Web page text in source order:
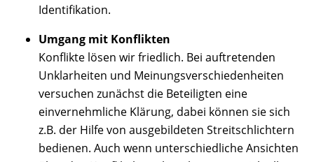
Identifikation.
Umgang mit Konflikten
Konflikte lösen wir friedlich. Bei auftretenden
Unklarheiten und Meinungsverschiedenheiten
versuchen zunächst die Beteiligten eine
einvernehmliche Klärung, dabei können sie sich
z.B. der Hilfe von ausgebildeten Streitschlichtern
bedienen. Auch wenn unterschiedliche Ansichten